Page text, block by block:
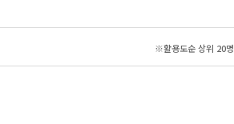
※활용도순 상위 20명